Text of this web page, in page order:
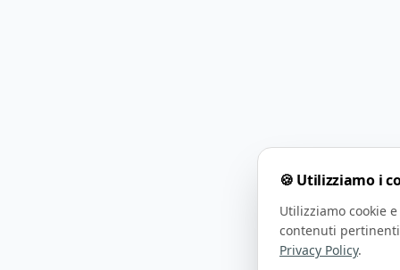
🍪 Utilizziamo i
Utilizziamo cookie
contenuti
Privacy Policy.